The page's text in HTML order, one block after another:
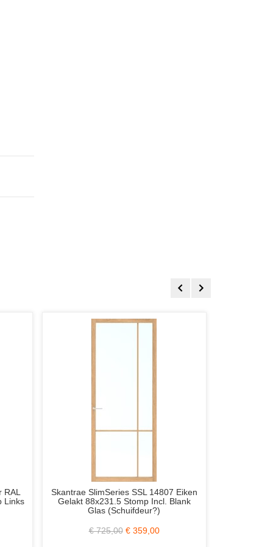
C3 83x231.5
of Rechts Wit Gegrond
Svedex NDB901 / Nova Brons Metallic
93.1x232.5 Stomp Links Incl. Blank
Glas en RVS Loopslot